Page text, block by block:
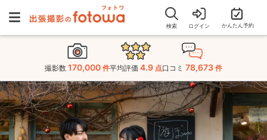
検索 ログイン かんたん予約
撮影数 170,000 件平均評価 4.9 点口コミ 78,673 件